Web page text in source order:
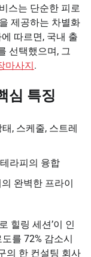
스는 단순한 피로
제공하는 차별화
따르면, 국내 출
선택했으며, 그
마사지.
심 특징
, 스케줄, 스트레
라피의 융합
완벽한 프라이
힐링 세션’이 인
를 72% 감소시
의 한 컨설팅 회사